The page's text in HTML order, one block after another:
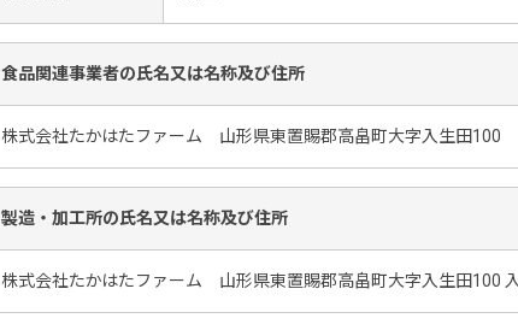
食品関連事業者の氏名又は名称及び住所
株式会社たかはたファーム 山形県東置賜郡高畠町大字入生田100
製造・加工所の氏名又は名称及び住所
株式会社たかはたファーム 山形県東置賜郡高畠町大字入生田100